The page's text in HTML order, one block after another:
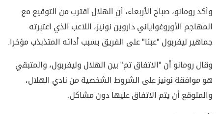
وأكد رومانو، صباح الأربعاء، أن الهلال اقترب من التوقيع مع
المهاجم الأوروغواياني داروين نونيز، اللاعب الذي اعتبرته
جماهير ليفربول "عبئا" على الفريق بسبب أدائه المتذبذب مؤخرا.
وقال رومانو أن "الاتفاق تم" بين الهلال وليفربول، والمتبقي
هو موافقة نونيز على الشروط الشخصية من نادي الهلال،
والمتوقع أن يتم الاتفاق عليها دون مشاكل.